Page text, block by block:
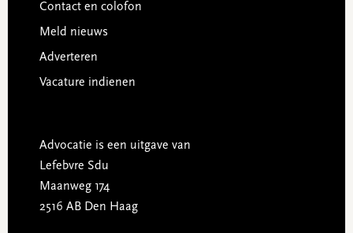
Contact en colofon
Meld nieuws
Adverteren
Vacature indienen
Advocatie is een uitgave van
Lefebvre Sdu
Maanweg 174
2516 AB Den Haag